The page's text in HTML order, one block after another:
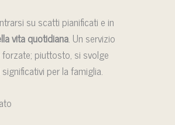
su scatti pianificati e in
vita quotidiana. Un servizio
piuttosto, si svolge
per la famiglia.